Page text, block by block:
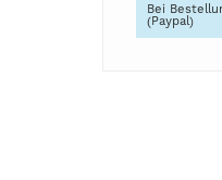
Bei
(Paypal)